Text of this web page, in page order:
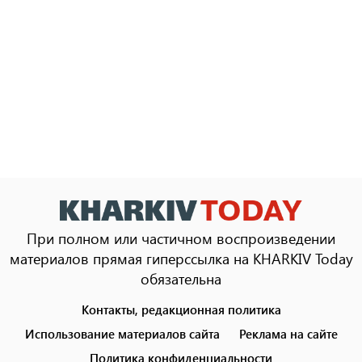
При полном или частичном воспроизведении
материалов прямая гиперссылка на KHARKIV Today
обязательна
menu
Контакты, редакционная политика
Использование материалов сайта
Реклама на сайте
Политика конфиденциальности